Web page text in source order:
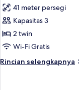
(Backwater
untuk
Kamar,
2
Tempat
Twin
41 meter persegi
Kapasitas 3
2 twin
Wi-Fi Gratis
Rincian selengkapnya
Rincian